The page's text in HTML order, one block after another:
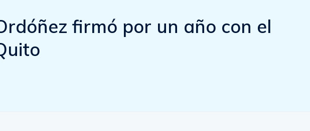
firmó por un año con el